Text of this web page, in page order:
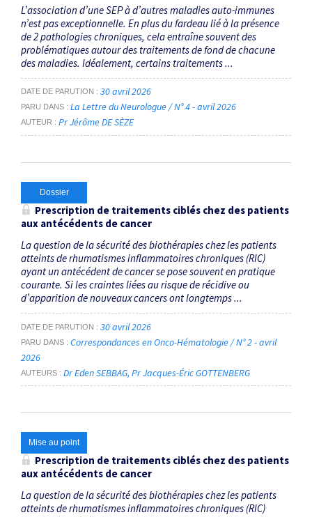
Dates
Du
au
RECHERCHER
L’association d’une SEP à d’autres maladies auto-immunes
n’est pas exceptionnelle. En plus du fardeau lié à la présence
de 2 pathologies chroniques, cela entraîne souvent des
problématiques autour des traitements de fond de chacune
des maladies. Idéalement, certains traitements ...
DATE DE PARUTION 30 avril 2026
PARU DANS La Lettre du Neurologue / N° 4 - avril 2026
AUTEUR Pr Jérôme DE SÈZE
Dossier
Prescription de traitements ciblés chez des patients
aux antécédents de cancer
La question de la sécurité des biothérapies chez les patients
atteints de rhumatismes inflammatoires chroniques (RIC)
ayant un antécédent de cancer se pose souvent en pratique
courante. Si les craintes liées au risque de récidive ou
d’apparition de nouveaux cancers ont longtemps ...
DATE DE PARUTION 30 avril 2026
PARU DANS
Correspondances en Onco-Hématologie / N° 2 - avril
2026
AUTEURS Dr Eden SEBBAG Pr Jacques-Éric GOTTENBERG
Mise au point
Prescription de traitements ciblés chez des patients
aux antécédents de cancer
La question de la sécurité des biothérapies chez les patients
atteints de rhumatismes inflammatoires chroniques (RIC)